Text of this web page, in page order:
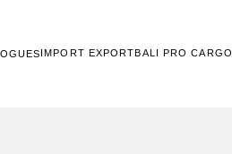
IMPORT EXPORTBALI PRO CARGO